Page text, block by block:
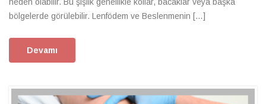
bölgelerde görülebilir. Lenfödem ve Beslenmenin […]
Devamı